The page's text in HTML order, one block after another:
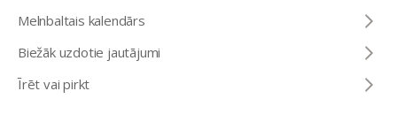
Melnbaltais kalendārs
Biežāk uzdotie jautājumi
Īrēt vai pirkt